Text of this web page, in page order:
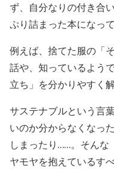
ず、自分なりの付き合
ぷり詰まった本になって
例えば、捨てた服の「
話や、知っているよう
立ち」を分かりやすく
サステナブルという言
いのか分からなくなっ
しまったり……。そんな
ヤモヤを抱えているす